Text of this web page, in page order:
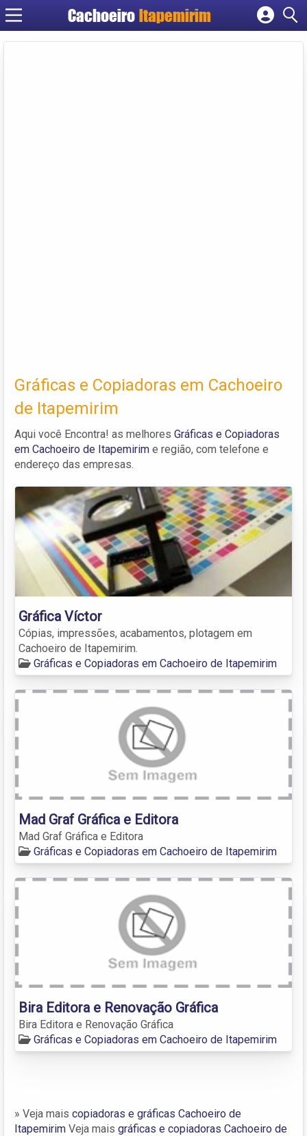
Cachoeiro Itapemirim
Cadastrar empresa
Gráficas e Copiadoras em Cachoeiro
de Itapemirim
Aqui você Encontra! as melhores Gráficas e Copiadoras
em Cachoeiro de Itapemirim e região, com telefone e
endereço das empresas.
Gráfica Víctor
Cópias, impressões, acabamentos, plotagem em
Cachoeiro de Itapemirim.
Gráficas e Copiadoras em Cachoeiro de Itapemirim
Mad Graf Gráfica e Editora
Mad Graf Gráfica e Editora
Gráficas e Copiadoras em Cachoeiro de Itapemirim
Bira Editora e Renovação Gráfica
Bira Editora e Renovação Gráfica
Gráficas e Copiadoras em Cachoeiro de Itapemirim
» Veja mais copiadoras e gráficas Cachoeiro de
Itapemirim Veja mais gráficas e copiadoras Cachoeiro de